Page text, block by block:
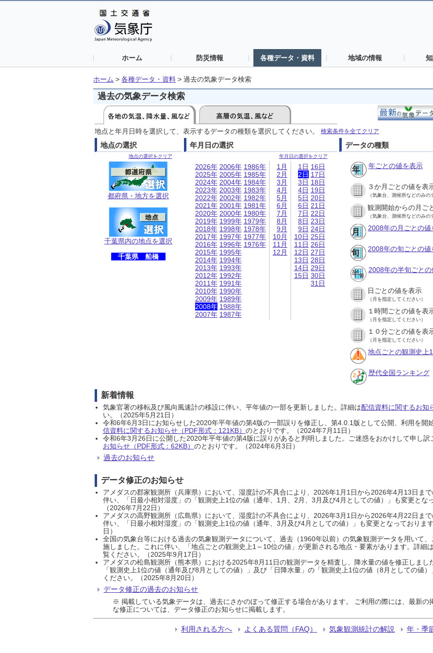
ホーム 防災情報 各種データ・資料 地域の情報
ホーム > 各種データ・資料 > 過去の気象データ検索
過去の気象データ検索
地点と年月日時を選択して、表示するデータの種類を選択してください。 検索条件を全てクリア
地点の選択
地点の選択をクリア
都府県・地方を選択
千葉県内の地点を選択
千葉県 船橋
年月日の選択
年月日の選択をクリア
2026年
2025年
2024年
2023年
2022年
2021年
2020年
2019年
2018年
2017年
2016年
2015年
2014年
2013年
2012年
2011年
2010年
2009年
2008年
2007年
2006年
2005年
2004年
2003年
2002年
2001年
2000年
1999年
1998年
1997年
1996年
1995年
1994年
1993年
1992年
1991年
1990年
1989年
1988年
1987年
1986年
1985年
1984年
1983年
1982年
1981年
1980年
1979年
1978年
1977年
1976年
1月
2月
3月
4月
5月
6月
7月
8月
9月
10月
11月
12月
1日
2日
3日
4日
5日
6日
7日
8日
9日
10日
11日
12日
13日
14日
15日
16日
17日
18日
19日
20日
21日
22日
23日
24日
25日
26日
27日
28日
29日
30日
31日
データの種類
年ごとの値を表示
３か月ごとの値を表
（気象台、測候所などのみの
観測開始からの月ご
（気象台、測候所などのみの
2008年の月ごとの値
2008年の旬ごとの値
2008年の半旬ごと
日ごとの値を表示
（月を指定してください）
１時間ごとの値を表
（月を指定してください）
１０分ごとの値を表
（月を指定してください）
地点ごとの観測史上
歴代全国ランキング
新着情報
気象官署の移転及び風向風速計の移設に伴い、平年値の一部を更新しました。詳細は配信資料に関するお知
い。（2025年5月21日）
令和6年6月3日にお知らせした2020年平年値の第4版の一部誤りを修正し、第4.0.1版として公開、利用を開
信資料に関するお知らせ（PDF形式：121KB） のとおりです。（2024年7月11日）
令和6年3月26日に公開した2020年平年値の第4版に誤りがあると判明しました。ご迷惑をおかけして申し訳
お知らせ（PDF形式：62KB） のとおりです。（2024年6月3日）
過去のお知らせ
データ修正のお知らせ
アメダスの郡家観測所（兵庫県）において、湿度計の不具合により、2026年1月1日から2026年4月13日ま
伴い、「日最小相対湿度」の「観測史上1位の値（通年、1月、2月、3月及び4月としての値）」も変更とな
（2026年7月22日）
アメダスの高野観測所（広島県）において、湿度計の不具合により、2026年3月1日から2026年4月22日ま
伴い、「日最小相対湿度」の「観測史上1位の値（通年、3月及び4月としての値）」も変更となっておりま
日）
全国の気象台等における過去の気象観測データについて、過去（1960年以前）の気象観測データを用いて
施しました。これに伴い、「地点ごとの観測史上1～10位の値」が更新される地点・要素があります。詳細
覧ください。（2025年9月17日）
アメダスの松島観測所（熊本県）における2025年8月11日の観測データを精査し、降水量の値を修正しま
「観測史上1位の値（通年及び8月としての値）」及び「日降水量」の「観測史上1位の値（8月としての値
ください。（2025年8月20日）
データ修正の過去のお知らせ
※ 掲載している気象データは、過去にさかのぼって修正する場合があります。 ご利用の際には、最新の
な修正については、データ修正のお知らせに掲載します。
利用される方へ よくある質問（FAQ） 気象観測統計の解説 年・季